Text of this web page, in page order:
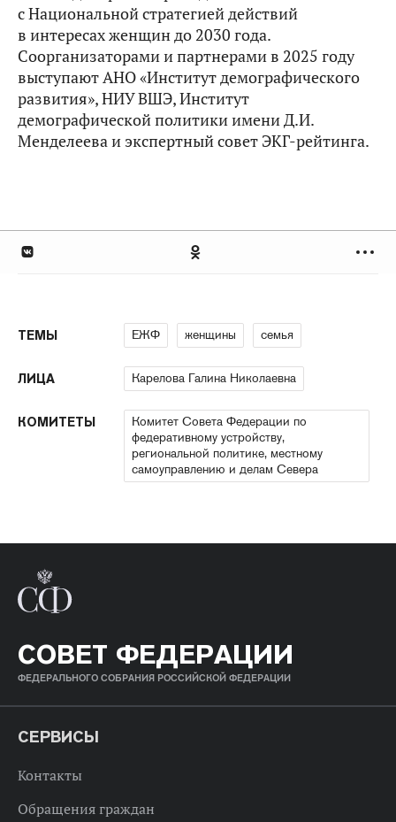
с Национальной стратегией действий
в интересах женщин до 2030 года.
Соорганизаторами и партнерами в 2025 году
выступают АНО «Институт демографического
развития», НИУ ВШЭ, Институт
демографической политики имени Д.И.
Менделеева и экспертный совет ЭКГ-рейтинга.
ТЕМЫ ЕЖФ женщины семья
ЛИЦА Карелова Галина Николаевна
КОМИТЕТЫ
Комитет Совета Федерации по
федеративному устройству,
региональной политике, местному
самоуправлению и делам Севера
СОВЕТ ФЕДЕРАЦИИ
ФЕДЕРАЛЬНОГО СОБРАНИЯ РОССИЙСКОЙ ФЕДЕРАЦИИ
СЕРВИСЫ
Контакты
Обращения граждан